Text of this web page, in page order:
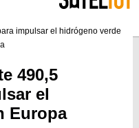
490,5
el
Europa